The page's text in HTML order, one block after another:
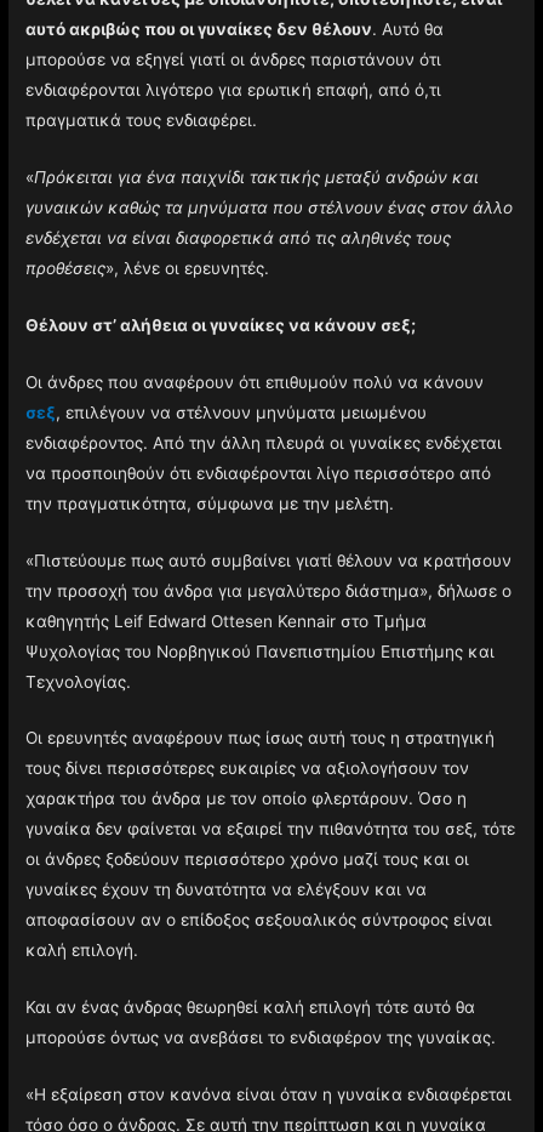
αυτό ακριβώς που οι γυναίκες δεν θέλουν. Αυτό θα
μπορούσε να εξηγεί γιατί οι άνδρες παριστάνουν ότι
ενδιαφέρονται λιγότερο για ερωτική επαφή, από ό,τι
πραγματικά τους ενδιαφέρει.
«Πρόκειται για ένα παιχνίδι τακτικής μεταξύ ανδρών και
γυναικών καθώς τα μηνύματα που στέλνουν ένας στον άλλο
ενδέχεται να είναι διαφορετικά από τις αληθινές τους
προθέσεις», λένε οι ερευνητές.
Θέλουν στ’ αλήθεια οι γυναίκες να κάνουν σεξ;
Οι άνδρες που αναφέρουν ότι επιθυμούν πολύ να κάνουν
σεξ, επιλέγουν να στέλνουν μηνύματα μειωμένου
ενδιαφέροντος. Από την άλλη πλευρά οι γυναίκες ενδέχεται
να προσποιηθούν ότι ενδιαφέρονται λίγο περισσότερο από
την πραγματικότητα, σύμφωνα με την μελέτη.
«Πιστεύουμε πως αυτό συμβαίνει γιατί θέλουν να κρατήσουν
την προσοχή του άνδρα για μεγαλύτερο διάστημα», δήλωσε ο
καθηγητής Leif Edward Ottesen Kennair στο Τμήμα
Ψυχολογίας του Νορβηγικού Πανεπιστημίου Επιστήμης και
Τεχνολογίας.
Οι ερευνητές αναφέρουν πως ίσως αυτή τους η στρατηγική
τους δίνει περισσότερες ευκαιρίες να αξιολογήσουν τον
χαρακτήρα του άνδρα με τον οποίο φλερτάρουν. Όσο η
γυναίκα δεν φαίνεται να εξαιρεί την πιθανότητα του σεξ, τότε
οι άνδρες ξοδεύουν περισσότερο χρόνο μαζί τους και οι
γυναίκες έχουν τη δυνατότητα να ελέγξουν και να
αποφασίσουν αν ο επίδοξος σεξουαλικός σύντροφος είναι
καλή επιλογή.
Και αν ένας άνδρας θεωρηθεί καλή επιλογή τότε αυτό θα
μπορούσε όντως να ανεβάσει το ενδιαφέρον της γυναίκας.
«Η εξαίρεση στον κανόνα είναι όταν η γυναίκα ενδιαφέρεται
τόσο όσο ο άνδρας. Σε αυτή την περίπτωση και η γυναίκα